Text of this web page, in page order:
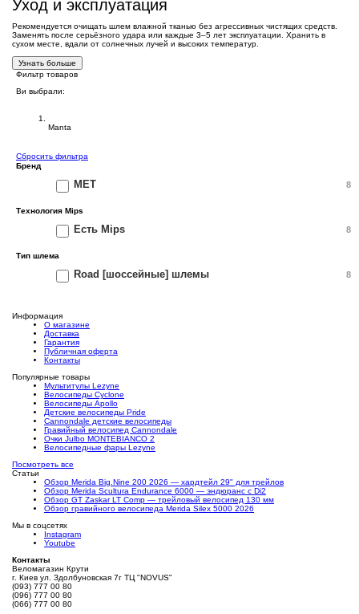
Уход и эксплуатация
Рекомендуется очищать шлем влажной тканью без агрессивных чистящих средств.
Заменять после серьёзного удара или каждые 3–5 лет эксплуатации. Хранить в
сухом месте, вдали от солнечных лучей и высоких температур.
Узнать больше
Фильтр товаров
Ви выбрали:
Manta
Сбросить фильтра
Бренд
MET 8
Технология Mips
Есть Mips 8
Тип шлема
Road [шоссейные] шлемы 8
Информация
О магазине
Доставка
Гарантия
Публичная оферта
Контакты
Популярные товары
Мультитулы Lezyne
Велосипеды Cyclone
Велосипеды Apollo
Детские велосипеды Pride
Cannondale детские велосипеды
Гравийный велосипед Cannondale
Очки Julbo MONTEBIANCO 2
Велосипедные фары Lezyne
Посмотреть все
Статьи
Обзор Merida Big.Nine 200 2026 — хардтейл 29" для трейлов
Обзор Merida Scultura Endurance 6000 — эндюранс с Di2
Обзор GT Zaskar LT Comp — трейловый велосипед 130 мм
Обзор гравийного велосипеда Merida Silex 5000 2026
Мы в соцсетях
Instagram
Youtube
Контакты
Веломагазин Крути
г. Киев ул. Здолбуновская 7г ТЦ "NOVUS"
(093) 777 00 80
(096) 777 00 80
(066) 777 00 80